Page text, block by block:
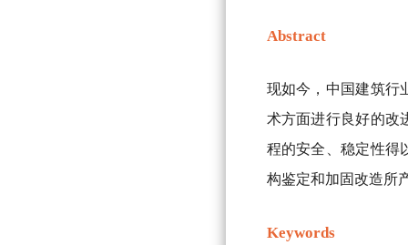
Abstract
现如今，中国建筑行
术方面进行良好的改
程的安全、稳定性得
构鉴定和加固改造所
Keywords